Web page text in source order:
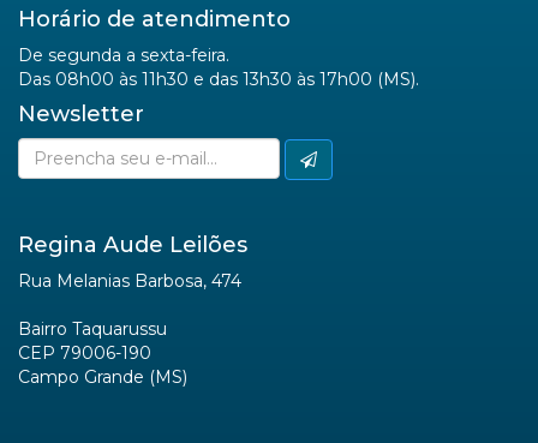
Horário de atendimento
De segunda a sexta-feira.
Das 08h00 às 11h30 e das 13h30 às 17h00 (MS).
Newsletter
Regina Aude Leilões
Rua Melanias Barbosa, 474
Bairro Taquarussu
CEP 79006-190
Campo Grande (MS)